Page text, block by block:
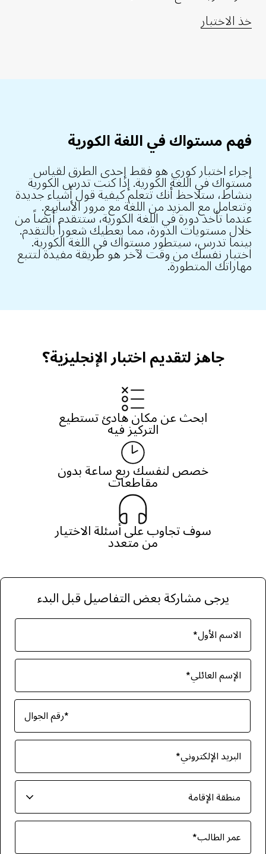
خذ الاختبار
فهم مستواك في اللغة الكورية
إجراء اختبار كوري هو فقط إحدى الطرق لقياس
مستواك في اللغة الكورية. إذا كنت تدرس الكورية
بنشاط، ستلاحظ أنك تتعلم كيفية قول أشياء جديدة
وتتعامل مع المزيد من اللغة مع مرور الأسابيع.
عندما تأخذ دورة في اللغة الكورية، ستتقدم أيضاً من
خلال مستويات الدورة، مما يعطيك شعوراً بالتقدم.
بينما تدرس، سيتطور مستواك في اللغة الكورية.
اختبار نفسك من وقت لآخر هو طريقة مفيدة لتتبع
مهاراتك المتطورة.
جاهز لتقديم اختبار الإنجليزية؟
ابحث عن مكان هادئ تستطيع
التركيز فيه
خصص لنفسك ربع ساعة بدون
مقاطعات
سوف تجاوب على أسئلة الاختيار
من متعدد
يرجى مشاركة بعض التفاصيل قبل البدء
الاسم الأول*
الإسم العائلي*
رقم الجوال*
البريد الإلكتروني*
منطقة الإقامة
عمر الطالب*